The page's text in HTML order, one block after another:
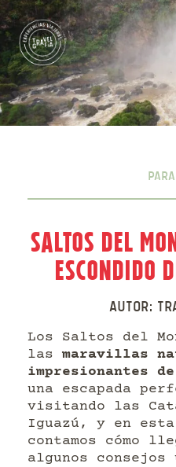
Saltos del
escondido
Autor:
Los Saltos del
las maravillas
impresionantes
una escapada
visitando las
Iguazú, y en
contamos cómo
algunos